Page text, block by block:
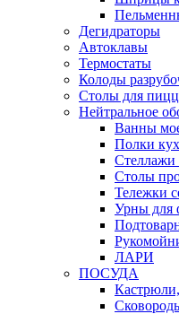
Дегидраторы
Автоклавы
Термостаты
Колоды
Столы для
Нейтральное
Ванны
Полки
Стеллажи
Столы
Тележки
Урны для
ЛАРИ
ПОСУДА